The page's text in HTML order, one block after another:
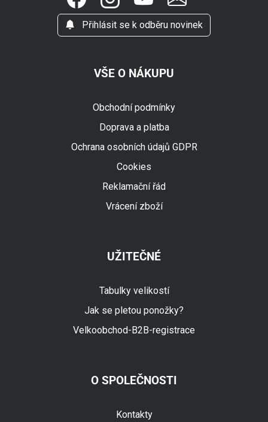
Přihlásit se k odběru novinek
VŠE O NÁKUPU
Obchodní podmínky
Doprava a platba
Ochrana osobních údajů GDPR
Cookies
Reklamační řád
Vrácení zboží
UŽITEČNÉ
Tabulky velikostí
Jak se pletou ponožky?
Velkoobchod-B2B-registrace
O SPOLEČNOSTI
Kontakty